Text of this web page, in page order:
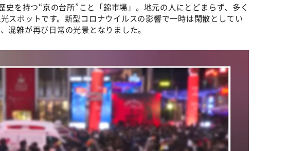
史を持つ“京の台所”こと「錦市場」。地元の人にとどまらず、多く
スポットです。新型コロナウイルスの影響で一時は閑散としてい
混雑が再び日常の光景となりました。